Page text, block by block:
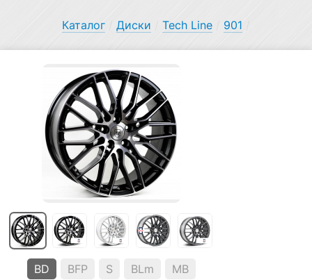
Каталог Диски Tech Line 901
BD BFP S BLm MB